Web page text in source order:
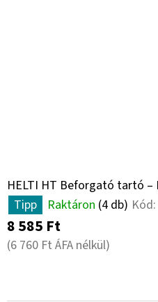
HELTI HT Beforgató tartó –
Tipp
Raktáron (4 db) Kód:
8 585 Ft
(6 760 Ft ÁFA nélkül)